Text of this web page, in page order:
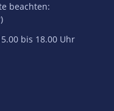
beachten:
bis 18.00 Uhr